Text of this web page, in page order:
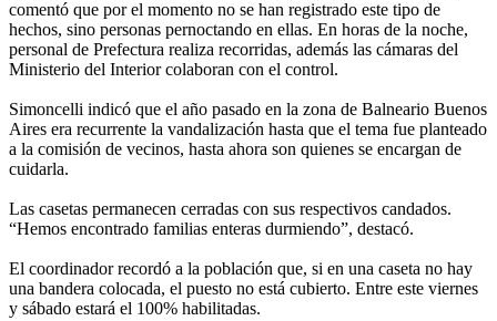
comentó que por el momento no se han registrado este tipo de
hechos, sino personas pernoctando en ellas. En horas de la noche,
personal de Prefectura realiza recorridas, además las cámaras del
Ministerio del Interior colaboran con el control.
Simoncelli indicó que el año pasado en la zona de Balneario Buenos
Aires era recurrente la vandalización hasta que el tema fue planteado
a la comisión de vecinos, hasta ahora son quienes se encargan de
cuidarla.
Las casetas permanecen cerradas con sus respectivos candados.
“Hemos encontrado familias enteras durmiendo”, destacó.
El coordinador recordó a la población que, si en una caseta no hay
una bandera colocada, el puesto no está cubierto. Entre este viernes
y sábado estará el 100% habilitadas.